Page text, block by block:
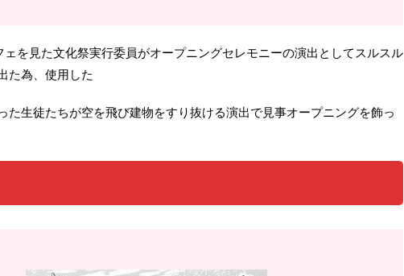
を見た文化祭実行委員がオープニングセレモニーの演出としてスルスル
た為、使用した
た生徒たちが空を飛び建物をすり抜ける演出で見事オープニングを飾っ